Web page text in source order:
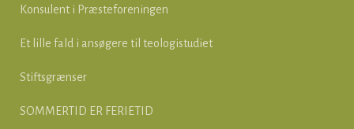
Konsulent i Præsteforeningen
Et lille fald i ansøgere til teologistudiet
Stiftsgrænser
SOMMERTID ER FERIETID